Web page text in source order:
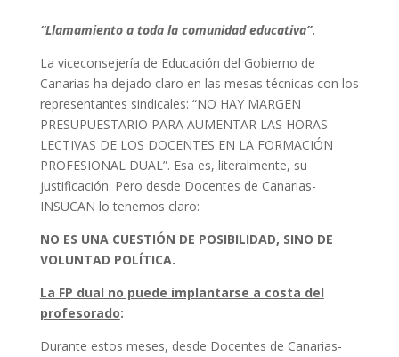
“Llamamiento a toda la comunidad educativa”.
La viceconsejería de Educación del Gobierno de
Canarias ha dejado claro en las mesas técnicas con los
representantes sindicales: “NO HAY MARGEN
PRESUPUESTARIO PARA AUMENTAR LAS HORAS
LECTIVAS DE LOS DOCENTES EN LA FORMACIÓN
PROFESIONAL DUAL”. Esa es, literalmente, su
justificación. Pero desde Docentes de Canarias-
INSUCAN lo tenemos claro:
NO ES UNA CUESTIÓN DE POSIBILIDAD, SINO DE
VOLUNTAD POLÍTICA.
La FP dual no puede implantarse a costa del
profesorado:
Durante estos meses, desde Docentes de Canarias-